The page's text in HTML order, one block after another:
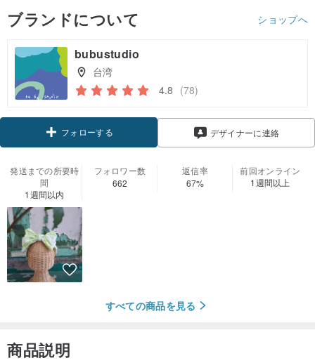
ブランドについて ショップへ
bubustudio
台湾
4.8 (78)
フォローする デザイナーに連絡
発送までの所要時
間
1週間以内
フォロワー数
662
返信率
67%
前回オンライン
1週間以上
すべての商品を見る
商品説明